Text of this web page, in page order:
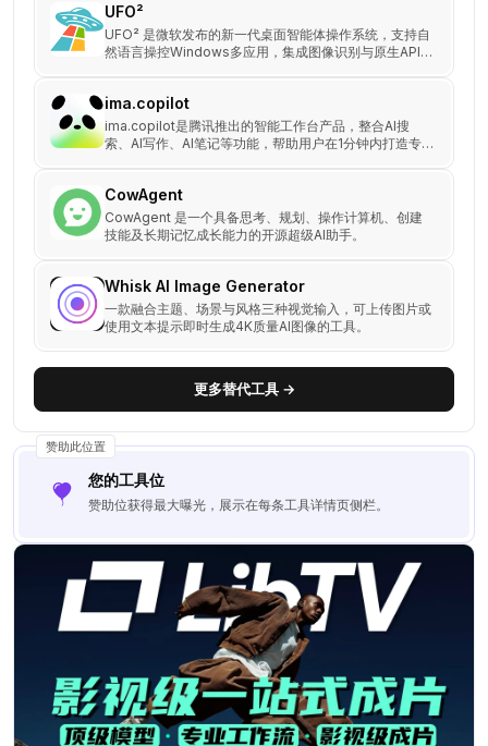
UFO²
UFO² 是微软发布的新一代桌面智能体操作系统，支持自
然语言操控Windows多应用，集成图像识别与原生API调
ima.copilot
ima.copilot是腾讯推出的智能工作台产品，整合AI搜
索、AI写作、AI笔记等功能，帮助用户在1分钟内打造专
CowAgent
CowAgent 是一个具备思考、规划、操作计算机、创建
技能及长期记忆成长能力的开源超级AI助手。
Whisk AI Image Generator
一款融合主题、场景与风格三种视觉输入，可上传图片或
使用文本提示即时生成4K质量AI图像的工具。
更多替代工具 →
赞助此位置
您的工具位
赞助位获得最大曝光，展示在每条工具详情页侧栏。